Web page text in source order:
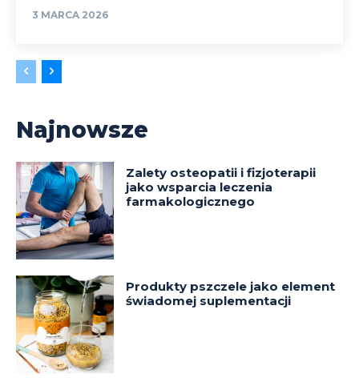
3 MARCA 2026
Najnowsze
Zalety osteopatii i fizjoterapii
jako wsparcia leczenia
farmakologicznego
Produkty pszczele jako element
świadomej suplementacji